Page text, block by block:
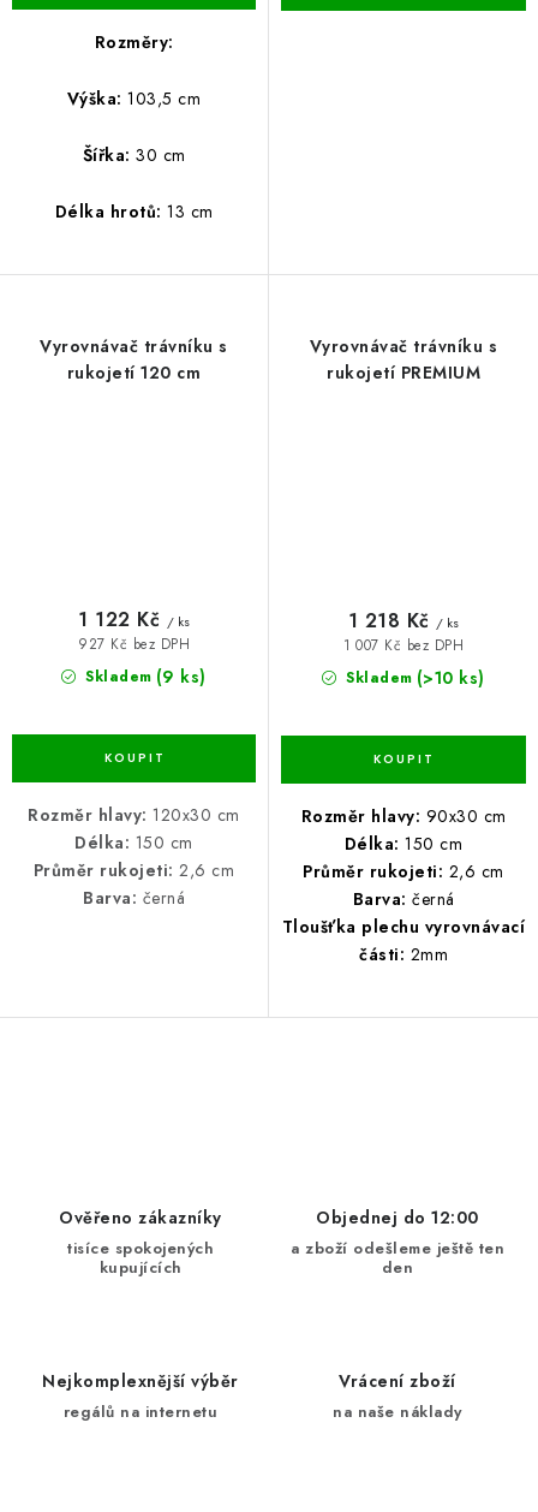
Rozměry:
Výška: 103,5 cm
Šířka: 30 cm
Délka hrotů: 13 cm
Vyrovnávač trávníku s
rukojetí 120 cm
Skladem (9 ks)
927 Kč bez DPH
1 122 Kč / ks
Rozměr hlavy: 120x30 cm
Délka: 150 cm
Průměr rukojeti: 2,6 cm
Barva: černá
Vyrovnávač trávníku s
rukojetí PREMIUM
Skladem (>10 ks)
1 007 Kč bez DPH
1 218 Kč / ks
Rozměr hlavy: 90x30 cm
Délka: 150 cm
Průměr rukojeti: 2,6 cm
Barva: černá
Tloušťka plechu vyrovnávací
části: 2mm
Ověřeno zákazníky
tisíce spokojených
kupujících
Objednej do 12:00
a zboží odešleme ještě ten
den
Nejkomplexnější výběr
regálů na internetu
Vrácení zboží
na naše náklady